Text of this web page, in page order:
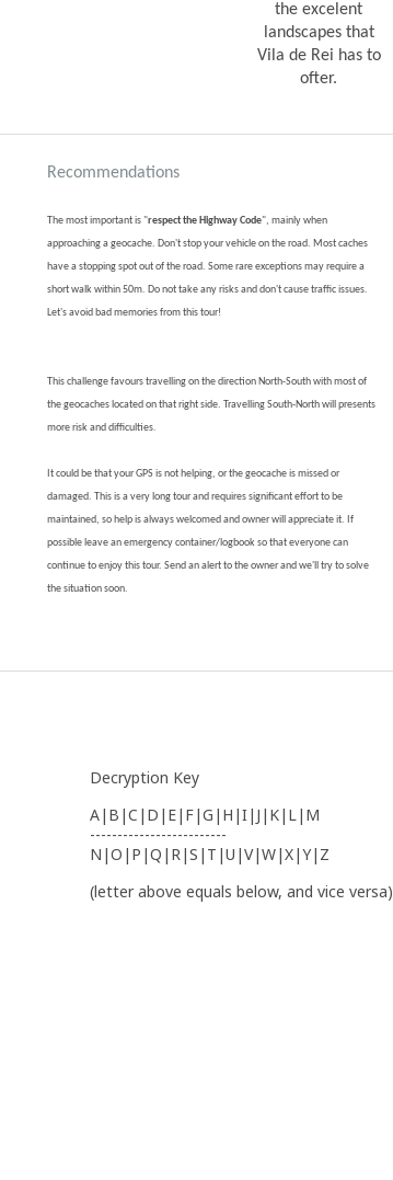
the excelent
landscapes that
Vila de Rei has to
ofter.
Recommendations
The most important is "respect the Highway Code", mainly when
approaching a geocache. Don't stop your vehicle on the road. Most caches
have a stopping spot out of the road. Some rare exceptions may require a
short walk within 50m. Do not take any risks and don't cause traffic issues.
Let's avoid bad memories from this tour!
This challenge favours travelling on the direction North-South with most of
the geocaches located on that right side. Travelling South-North will presents
more risk and difficulties.
It could be that your GPS is not helping, or the geocache is missed or
damaged. This is a very long tour and requires significant effort to be
maintained, so help is always welcomed and owner will appreciate it. If
possible leave an emergency container/logbook so that everyone can
continue to enjoy this tour. Send an alert to the owner and we'll try to solve
the situation soon.
Decryption Key
A|B|C|D|E|F|G|H|I|J|K|L|M
-------------------------
N|O|P|Q|R|S|T|U|V|W|X|Y|Z
(letter above equals below, and vice versa)